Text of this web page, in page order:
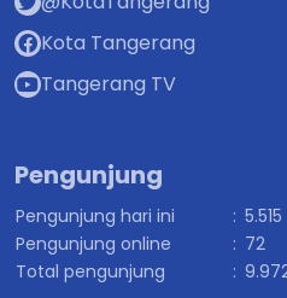
Kota Tangerang
Tangerang TV
Pengunjung
Pengunjung hari ini : 5.515
Pengunjung online
: 72
Total pengunjung
: